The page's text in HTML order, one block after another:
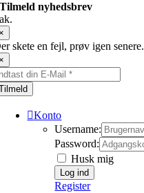
Tilmeld nyhedsbrev
skete en fejl, prøv igen senere.
Konto
Username:
Password:
Husk mig
Register